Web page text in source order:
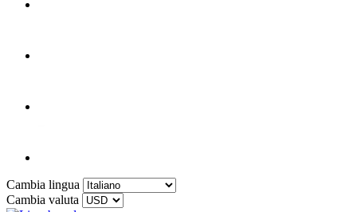
Cambia lingua
Cambia valuta